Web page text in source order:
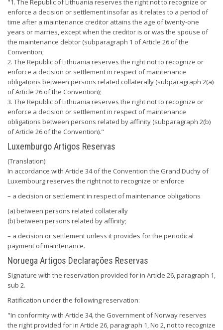
"1. The Republic of Lithuania reserves the right not to recognize or
enforce a decision or settlement insofar as it relates to a period of
time after a maintenance creditor attains the age of twenty-one
years or marries, except when the creditor is or was the spouse of
the maintenance debtor (subparagraph 1 of Article 26 of the
Convention;
2. The Republic of Lithuania reserves the right not to recognize or
enforce a decision or settlement in respect of maintenance
obligations between persons related collaterally (subparagraph 2(a)
of Article 26 of the Convention);
3. The Republic of Lithuania reserves the right not to recognize or
enforce a decision or settlement in respect of maintenance
obligations between persons related by affinity (subparagraph 2(b)
of Article 26 of the Convention)."
Luxemburgo Artigos Reservas
(Translation)
In accordance with Article 34 of the Convention the Grand Duchy of
Luxembourg reserves the right not to recognize or enforce
– a decision or settlement in respect of maintenance obligations
(a) between persons related collaterally
(b) between persons related by affinity;
– a decision or settlement unless it provides for the periodical
payment of maintenance.
Noruega Artigos Declarações Reservas
Signature with the reservation provided for in Article 26, paragraph 1,
sub 2.
Ratification under the following reservation:
"In conformity with Article 34, the Government of Norway reserves
the right provided for in Article 26, paragraph 1, No 2, not to recognize